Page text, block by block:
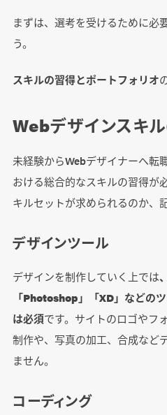
LIGの採用担当からのア
まずは、選考を受けるために必
う。
スキルの習得とポートフォリオ
Webデザインスキ
未経験からWebデザイナーへ転
おける総合的なスキルの習得が
キルセットが求められるのか、
デザインツール
デザインを制作していく上では
「Photoshop」「XD」などの
は必須です。サイトのロゴやフ
制作や、写真の加工、合成など
ません。
コーディング